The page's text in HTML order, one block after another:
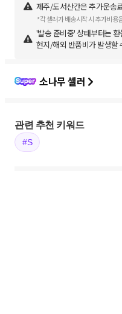
제주/도서산간은 추가운송
*각 셀러가 배송시작 시 추가비용
'발송 준비중' 상태부터는
현지/해외 반품비가 발생할
소나무 셀러
관련 추천 키워드
#S